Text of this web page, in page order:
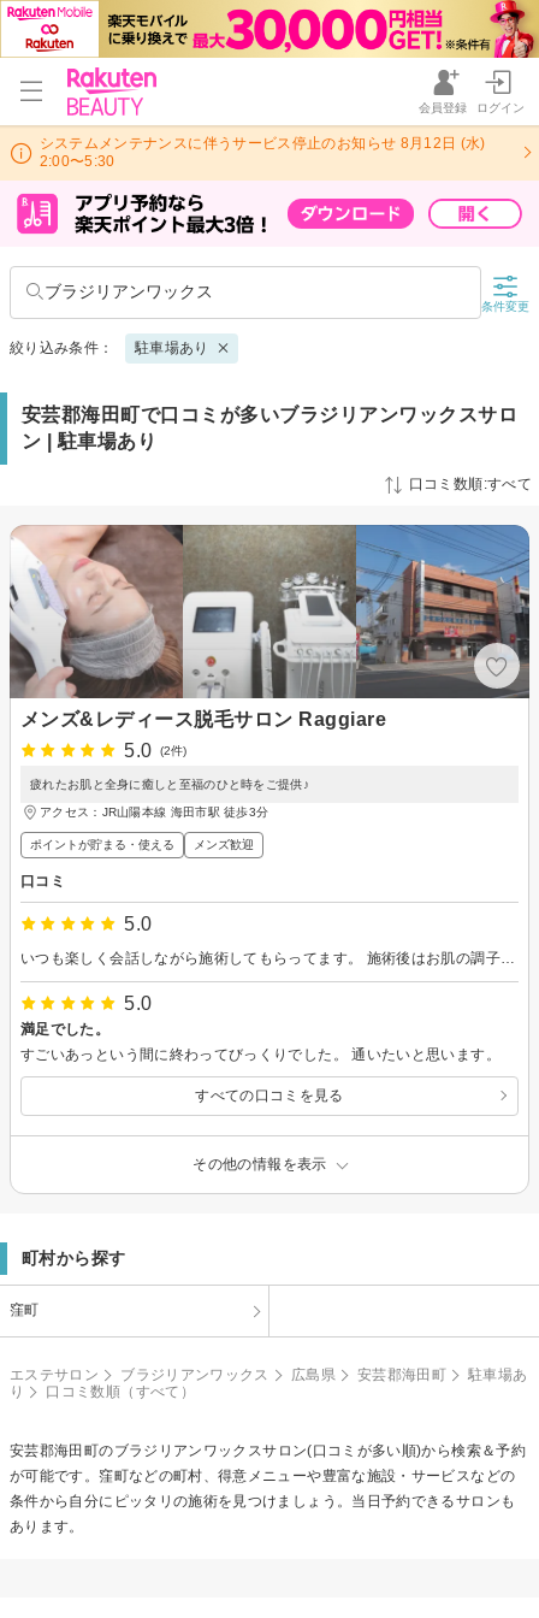
会員登録 ログイン
システムメンテナンスに伴うサービス停止のお知らせ 8月12日 (水)
2:00〜5:30
ブラジリアンワックス
条件変更
絞り込み条件： 駐車場あり
安芸郡海田町で口コミが多いブラジリアンワックスサロ
ン | 駐車場あり
口コミ数順:すべて
メンズ&レディース脱毛サロン Raggiare
5.0
(2件)
疲れたお肌と全身に癒しと至福のひと時をご提供♪
アクセス：JR山陽本線 海田市駅 徒歩3分
ポイントが貯まる・使える メンズ歓迎
口コミ
5.0
いつも楽しく会話しながら施術してもらってます。 施術後はお肌の調子も良くて毎月通ってます
5.0
満足でした。
すごいあっという間に終わってびっくりでした。 通いたいと思います。
すべての口コミを見る
その他の情報を表示
町村から探す
窪町
エステサロン ブラジリアンワックス 広島県 安芸郡海田町
駐車場あ
り
口コミ数順（すべて）
安芸郡海田町のブラジリアンワックスサロン(口コミが多い順)から検索＆予約
が可能です。窪町などの町村、得意メニューや豊富な施設・サービスなどの
条件から自分にピッタリの施術を見つけましょう。当日予約できるサロンも
あります。